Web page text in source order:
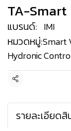
TA-Smart
แบรนด์: IMI
หมวดหมู่:Smart
Hydronic
แชร์
รายละเอียดสิ